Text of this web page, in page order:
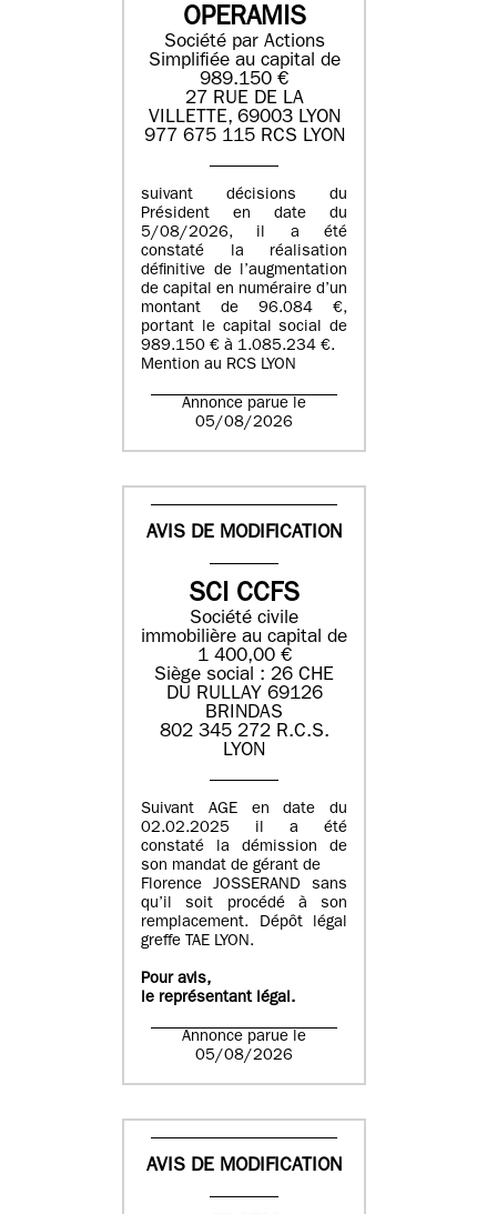
OPERAMIS
Société par Actions
Simplifiée au capital de
989.150 €
27 RUE DE LA
VILLETTE, 69003 LYON
977 675 115 RCS LYON
suivant décisions du
Président en date du
5/08/2026, il a été
constaté la réalisation
définitive de l’augmentation
de capital en numéraire d’un
montant de 96.084 €,
portant le capital social de
989.150 € à 1.085.234 €.
Mention au RCS LYON
Annonce parue le
05/08/2026
AVIS DE MODIFICATION
SCI CCFS
Société civile
immobilière au capital de
1 400,00 €
Siège social : 26 CHE
DU RULLAY 69126
BRINDAS
802 345 272 R.C.S.
LYON
Suivant AGE en date du
02.02.2025 il a été
constaté la démission de
son mandat de gérant de
Florence JOSSERAND sans
qu’il soit procédé à son
remplacement. Dépôt légal
greffe TAE LYON.
Pour avis,
le représentant légal.
Annonce parue le
05/08/2026
AVIS DE MODIFICATION